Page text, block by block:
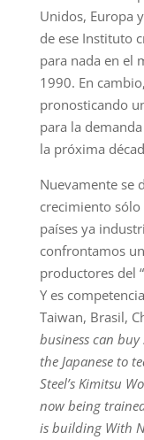
Unidos, Europa
de ese Instituto
para nada en el
1990. En
pronosticando
para la
la próxima
Nuevamente se
crecimiento
países ya
confrontamos
productores del
Y es
Taiwan, Brasil,
business can
the Japanese to
Steel’s Kimitsu
now being
is building With